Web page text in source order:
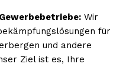
Wir
für
und andere
Ziel ist es, Ihre